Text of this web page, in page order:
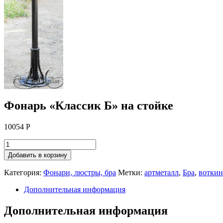
Фонарь «Классик Б» на стойке
10054 Р
Добавить в корзину
Категория: Фонари, люстры, бра Метки: артметалл, Бра,
Дополнительная информация
Дополнительная информация